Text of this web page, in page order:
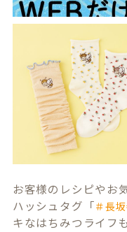
お客様のレシピやお
ハッシュタグ「＃長
キなはちみつライフ